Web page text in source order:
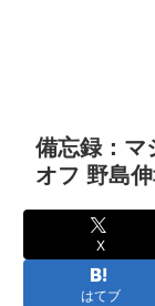
備忘録：マ
オフ 野島
X
はてブ